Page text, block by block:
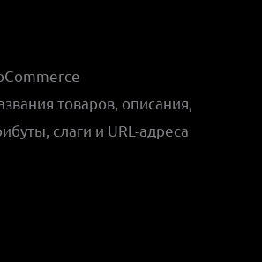
товаров, описания,
слаги и URL-адреса